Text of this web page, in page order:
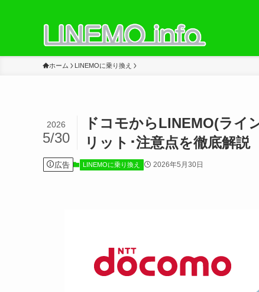
ホーム LINEMOに乗り換え
ドコモからLINEMO(ライ
リット･注意点を徹底解説
2026
5/30
広告 LINEMOに乗り換え 2026年5月30日